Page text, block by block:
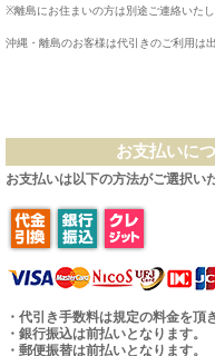
※離島にお住まいの方は別途ご連絡いた
沖縄・離島のお客様は代引きのご利用は
お支払いに
お支払いは以下の方法がご選択い
・代引き手数料は規定の料金を頂
・銀行振込は前払いとなります。
・郵便振替は前払いとなります。